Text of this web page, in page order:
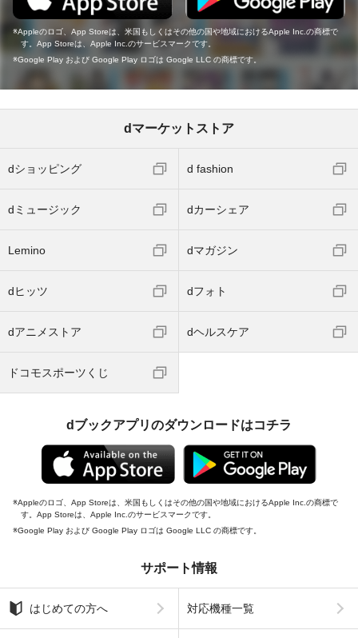
Appleのロゴ、App Storeは、米国もしくはその他の国や地域におけるApple Inc.の商標で
す。App Storeは、Apple Inc.のサービスマークです。
Google Play および Google Play ロゴは Google LLC の商標です。
dマーケットストア
dショッピング d fashion
dミュージック dカーシェア
Lemino dマガジン
dヒッツ dフォト
dアニメストア dヘルスケア
ドコモスポーツくじ
dブックアプリのダウンロードはコチラ
Appleのロゴ、App Storeは、米国もしくはその他の国や地域におけるApple Inc.の商標で
す。App Storeは、Apple Inc.のサービスマークです。
Google Play および Google Play ロゴは Google LLC の商標です。
サポート情報
はじめての方へ 対応機種一覧